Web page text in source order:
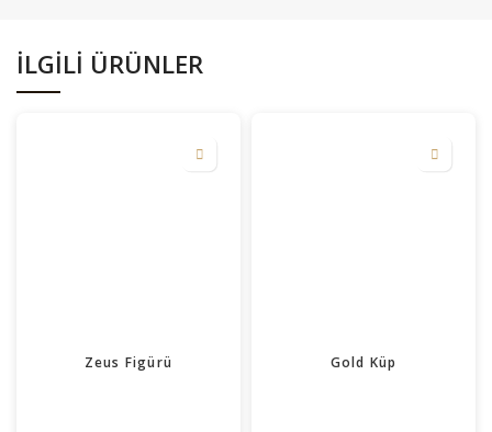
İLGILI ÜRÜNLER
Zeus Figürü Gold Küp